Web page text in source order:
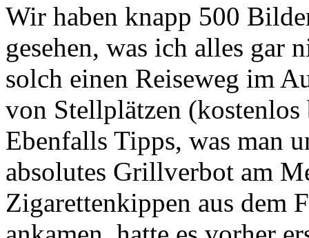
Wir haben knapp 500
gesehen, was ich alles gar
solch einen Reiseweg im
von Stellplätzen
Ebenfalls Tipps, was man
absolutes Grillverbot am
Zigarettenkippen aus dem